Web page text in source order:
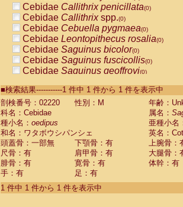
Cebidae Callithrix penicillata(0)
Cebidae Callithrixspp.(0)
Cebidae Cebuella pygmaea(0)
Cebidae Leontopithecus rosalia(0)
Cebidae Saguinus bicolor(0)
Cebidae Saguinus fuscicollis(0)
Cebidae Saguinus geoffroyi(0)
CebidaeSaguinus labiatus(0)
Cebidae Saguinus leucopus (0)
Cebidae
Cebidae
CebidaeSaguinus nigricollis (0)
Cebidae Saguinus oedipus
Cebidae Saguinus weddelli
Cebidae Saguinusspp.
Cebidae Aotus trivirgatus
Cebidae Cebus albifrons
■検索結果-----------1 件中 1 件から 1 件を表示中
剖検番号：02220
性別：M
年齢：
科名：Cebidae
属名：
種小名： oedipus
亜種小名
和名：ワタボウシパンシェ
英名：
頭蓋骨：一部無
下顎骨：有
上腕骨：
尺骨：有
肩甲骨：有
大腿骨：
腓骨：有
寛骨：有
体幹：有
手：有
足：有
1 件中 1 件から 1 件を表示中